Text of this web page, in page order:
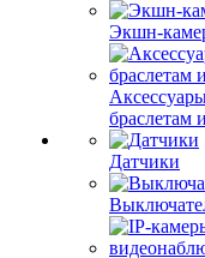
Экшн-
браслетам
Датчики